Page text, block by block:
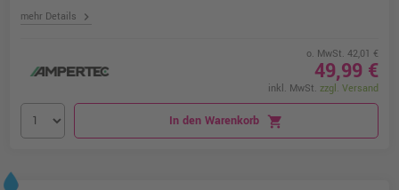
mehr Details chevron_right
o. MwSt. 42,01 €
49,99 €
inkl. MwSt. zzgl. Versand
In den Warenkorb shopping_cart